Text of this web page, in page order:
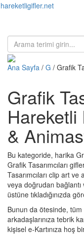
hareketligifler.net
Ana Sayfa / G / Grafik
Grafik
&
Bu kategoride, harika
Grafik Tasarımcıları
Tasarımcıları clip art
veya doğrudan
üstüne tıkladığınızda
Bunun da ötesinde, tüm
arkadaşlarınıza tebrik
kişisel e-Kartınıza hoş